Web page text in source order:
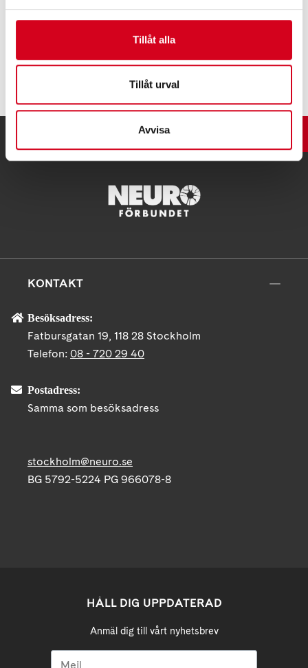
Tillåt alla
Tillåt urval
Avvisa
Tipsa
KONTAKT
Besöksadress:
Fatbursgatan 19, 118 28 Stockholm
Telefon: 08 - 720 29 40
Postadress:
Samma som besöksadress
stockholm@neuro.se
BG 5792-5224 PG 966078-8
HÅLL DIG UPPDATERAD
Anmäl dig till vårt nyhetsbrev